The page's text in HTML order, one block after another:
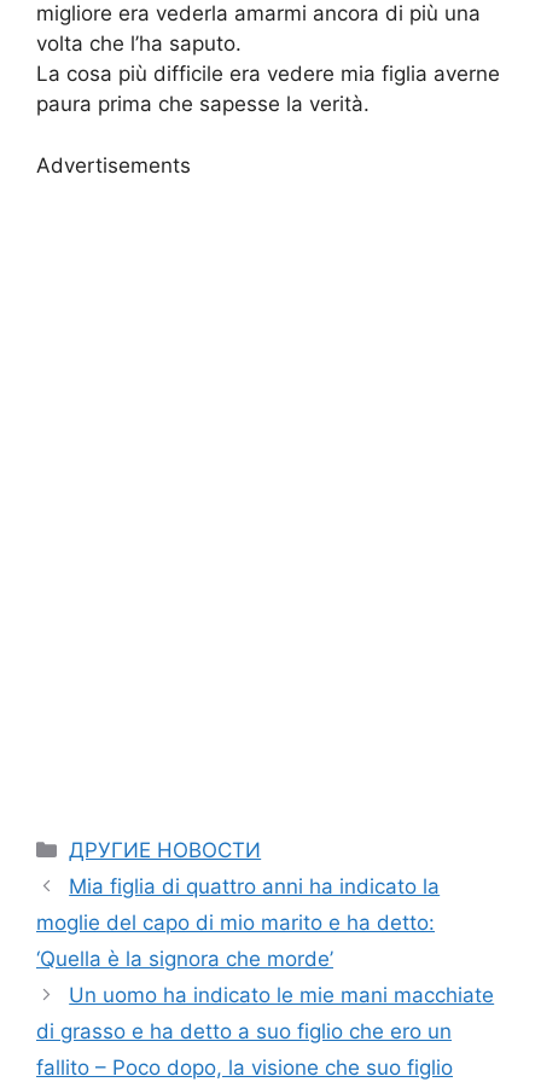
migliore era vederla amarmi ancora di più una
volta che l’ha saputo.
La cosa più difficile era vedere mia figlia averne
paura prima che sapesse la verità.
Advertisements
Categories
ДРУГИЕ НОВОСТИ
Mia figlia di quattro anni ha indicato la
moglie del capo di mio marito e ha detto:
‘Quella è la signora che morde’
Un uomo ha indicato le mie mani macchiate
di grasso e ha detto a suo figlio che ero un
fallito – Poco dopo, la visione che suo figlio